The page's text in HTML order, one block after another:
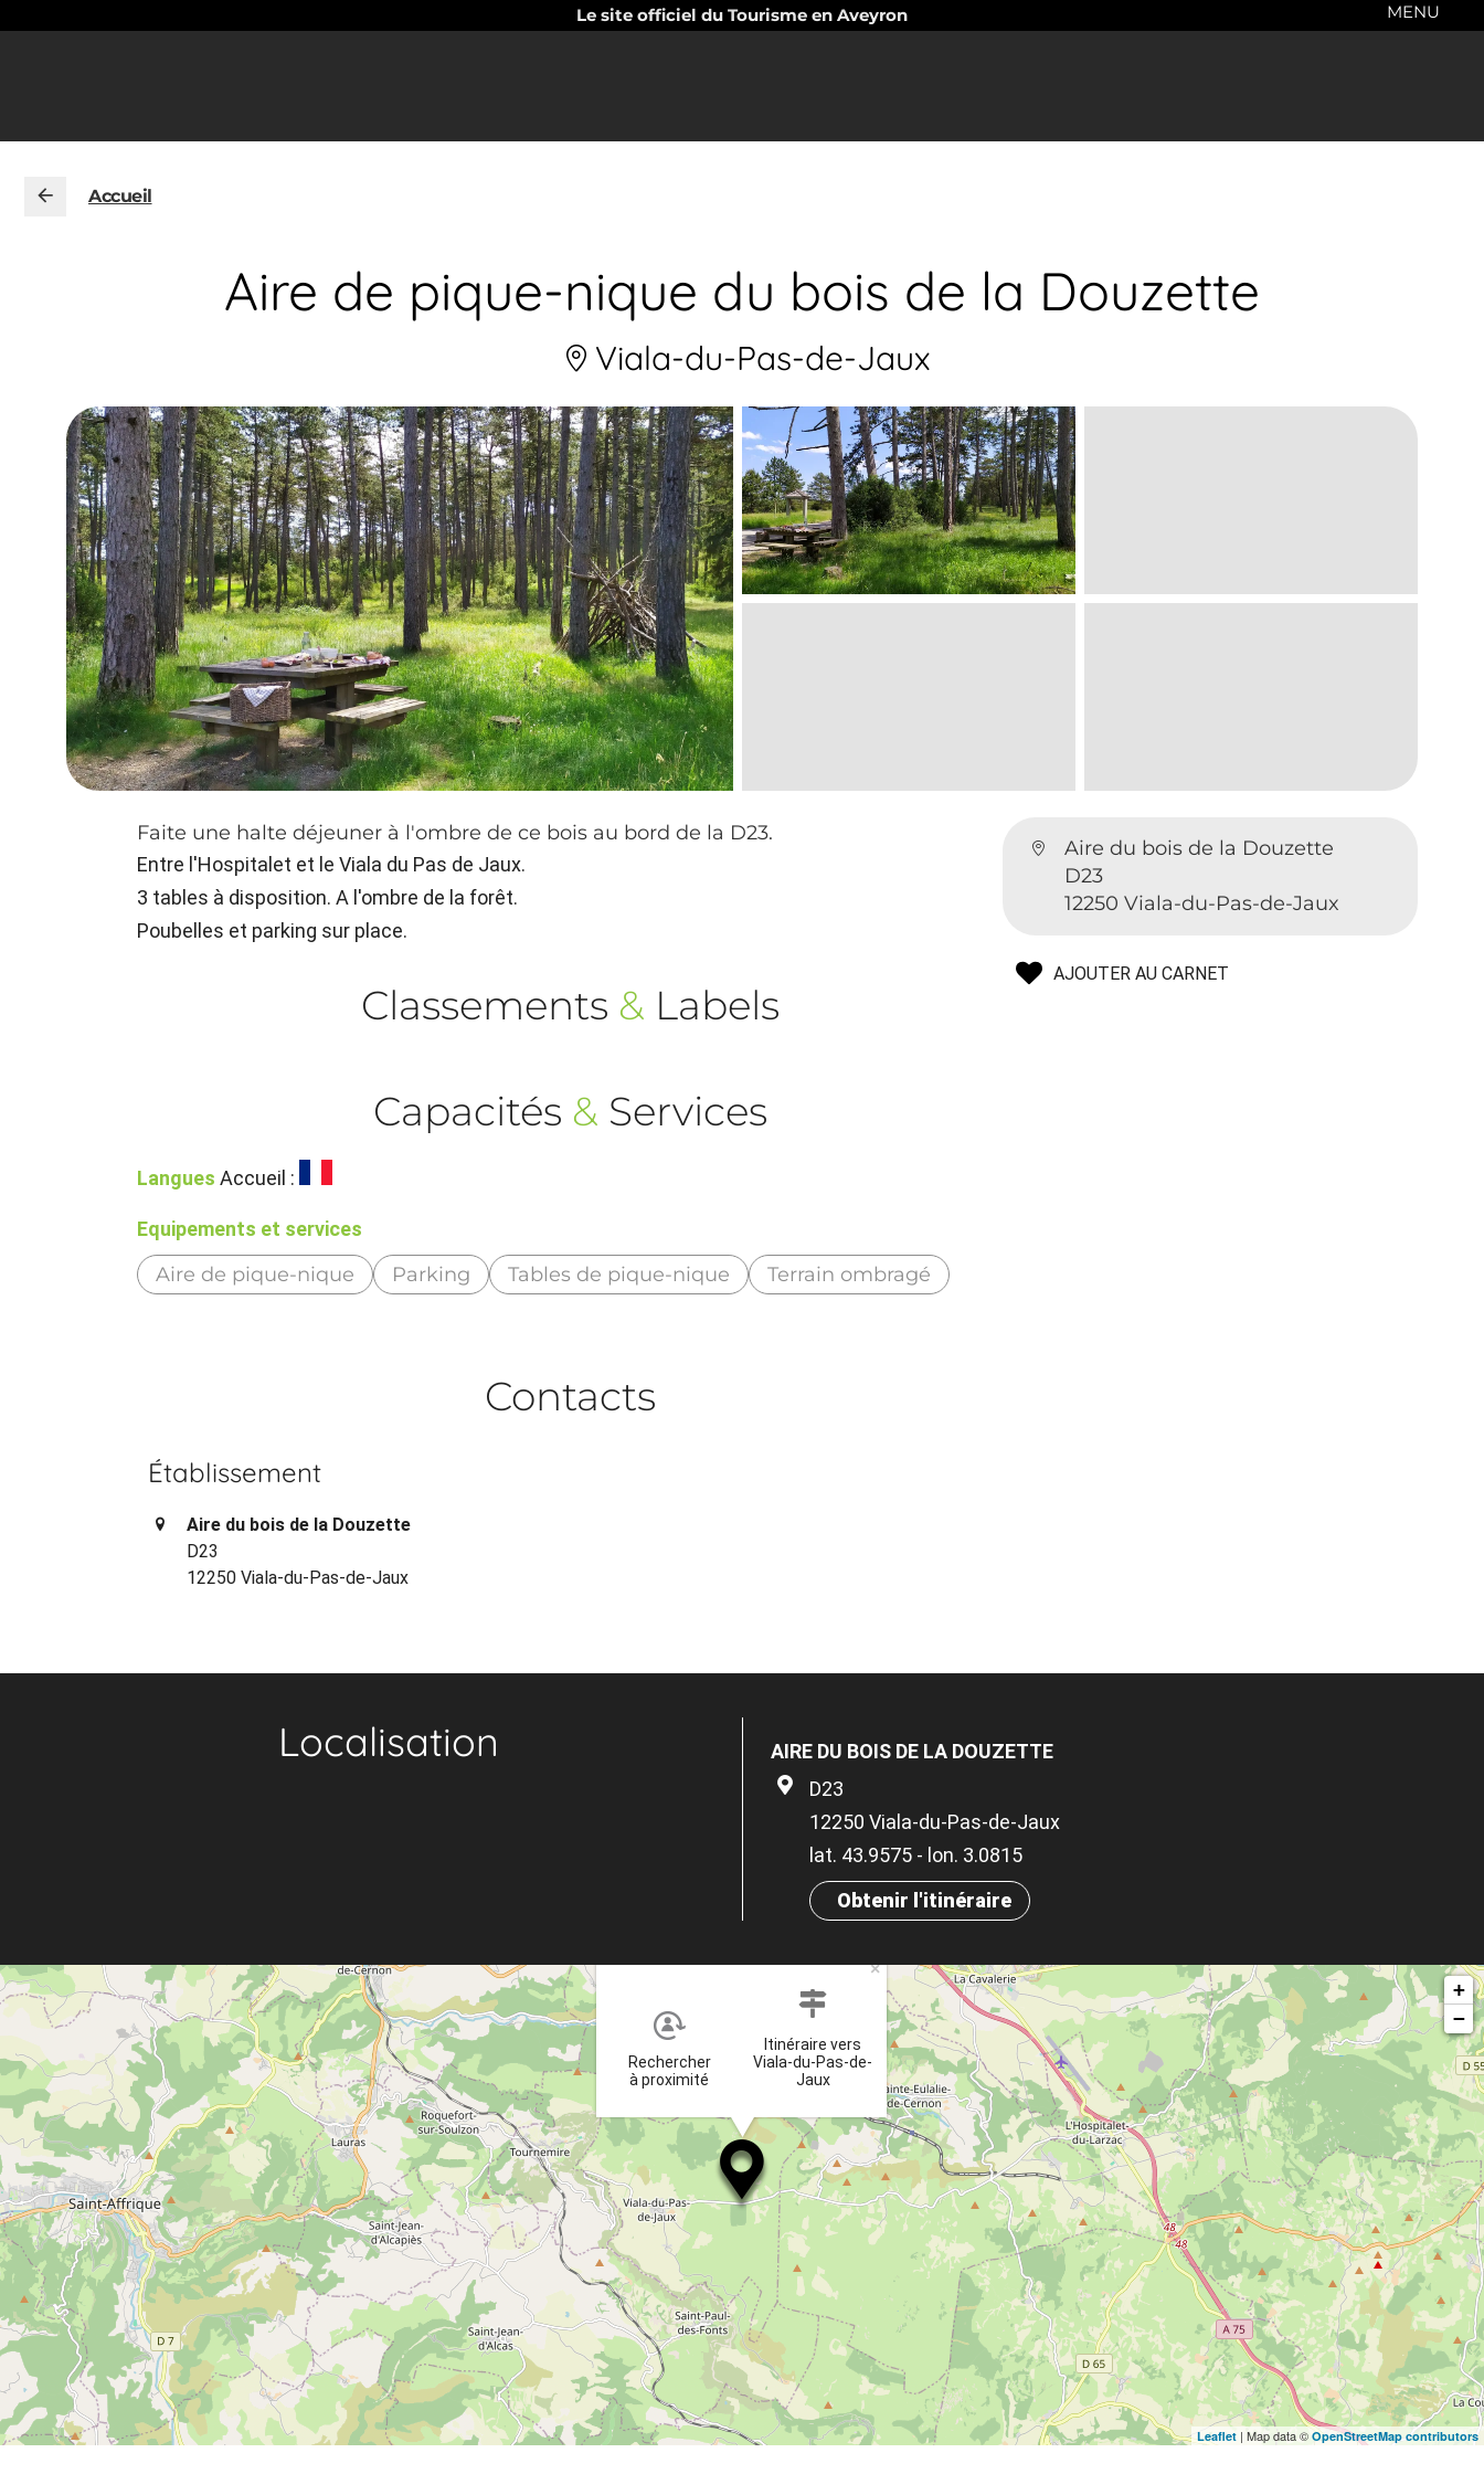
Le site officiel du Tourisme en Aveyron MENU
Accueil
Aire de pique-nique du bois de la Douzette
Viala-du-Pas-de-Jaux
Aire du bois de la Douzette
D23
12250 Viala-du-Pas-de-Jaux
AJOUTER AU CARNET
Faite une halte déjeuner à l'ombre de ce bois au bord de la D23.
Entre l'Hospitalet et le Viala du Pas de Jaux.
3 tables à disposition. A l'ombre de la forêt.
Poubelles et parking sur place.
Classements & Labels
Capacités & Services
Langues Accueil :
Equipements et services
Aire de pique-nique Parking Tables de pique-nique Terrain ombragé
Contacts
Établissement
Aire du bois de la Douzette
D23
12250 Viala-du-Pas-de-Jaux
Localisation
AIRE DU BOIS DE LA DOUZETTE
D23
12250 Viala-du-Pas-de-Jaux
lat. 43.9575 - lon. 3.0815
Obtenir l'itinéraire
Rechercher
à proximité
Itinéraire vers
Viala-du-Pas-de-
Jaux
×
+
−
Leaflet | Map data © OpenStreetMap contributors